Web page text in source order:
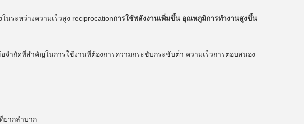
ระหว่างความเร็วสูง reciprocationการใช้พลังงานเพิ่มขึ้น อุณหภูมิการทํางานสูงขึ้น
ากัดที่สําคัญในการใช้งานที่ต้องการความกระชับกระชับต่ํา ความเร็วการตอบสนอง
ยากลําบาก